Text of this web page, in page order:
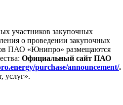
участников закупочных
о проведении закупочных
ПАО «Юнипро» размещаются
Официальный сайт ПАО
purchase/announcement/.
услуг».